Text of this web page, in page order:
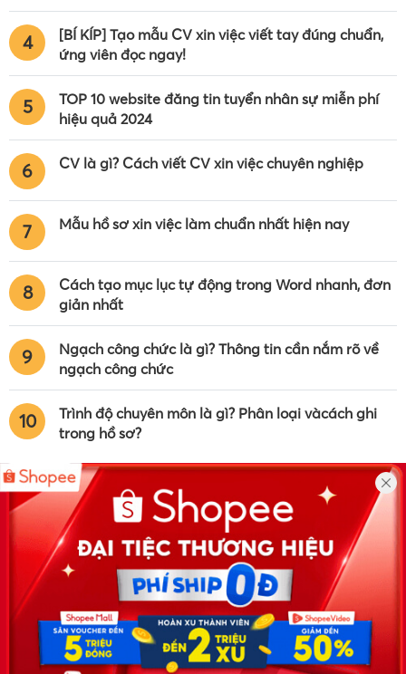
4
[BÍ KÍP] Tạo mẫu CV xin việc viết tay đúng chuẩn,
ứng viên đọc ngay!
5
TOP 10 website đăng tin tuyển nhân sự miễn phí
hiệu quả 2024
6 CV là gì? Cách viết CV xin việc chuyên nghiệp
7 Mẫu hồ sơ xin việc làm chuẩn nhất hiện nay
8
Cách tạo mục lục tự động trong Word nhanh, đơn
giản nhất
9
Ngạch công chức là gì? Thông tin cần nắm rõ về
ngạch công chức
10
Trình độ chuyên môn là gì? Phân loại vàcách ghi
trong hồ sơ?
Công ty TNHH Eyeplus Online
Địa chỉ: Số 81, ngõ 68, đường Cầu Giấy, Tổ 05, Phường Quan
Hoa, Quận Cầu Giấy, TP Hà Nội, Việt Nam
SĐT: 0981 448 766
Email:hotro@timviec.com.vn